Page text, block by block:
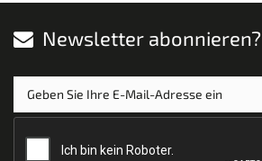
Newsletter abonnieren?